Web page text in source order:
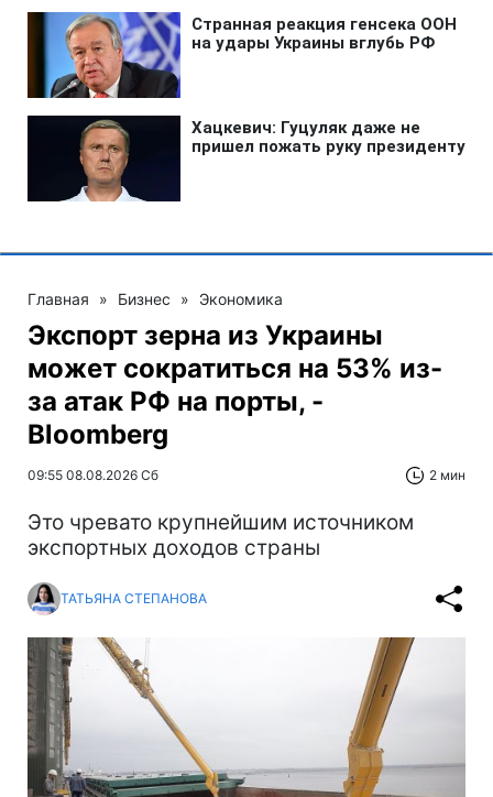
Главная » Бизнес » Экономика
Экспорт зерна из Украины
может сократиться на 53% из-
за атак РФ на порты, -
Bloomberg
09:55 08.08.2026 Сб 2 мин
Это чревато крупнейшим источником
экспортных доходов страны
ТАТЬЯНА СТЕПАНОВА